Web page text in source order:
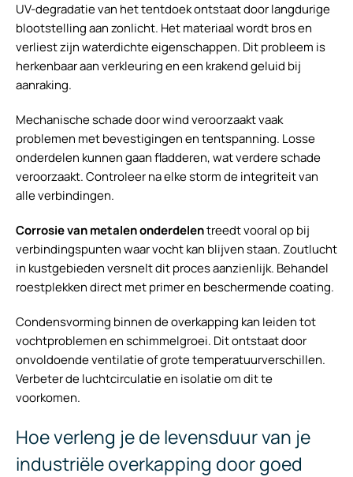
UV-degradatie van het tentdoek ontstaat door langdurige
blootstelling aan zonlicht. Het materiaal wordt bros en
verliest zijn waterdichte eigenschappen. Dit probleem is
herkenbaar aan verkleuring en een krakend geluid bij
aanraking.
Mechanische schade door wind veroorzaakt vaak
problemen met bevestigingen en tentspanning. Losse
onderdelen kunnen gaan fladderen, wat verdere schade
veroorzaakt. Controleer na elke storm de integriteit van
alle verbindingen.
Corrosie van metalen onderdelentreedt vooral op bij
verbindingspunten waar vocht kan blijven staan. Zoutlucht
in kustgebieden versnelt dit proces aanzienlijk. Behandel
roestplekken direct met primer en beschermende coating.
Condensvorming binnen de overkapping kan leiden tot
vochtproblemen en schimmelgroei. Dit ontstaat door
onvoldoende ventilatie of grote temperatuurverschillen.
Verbeter de luchtcirculatie en isolatie om dit te
voorkomen.
Hoe verleng je de levensduur van je
industriële overkapping door goed